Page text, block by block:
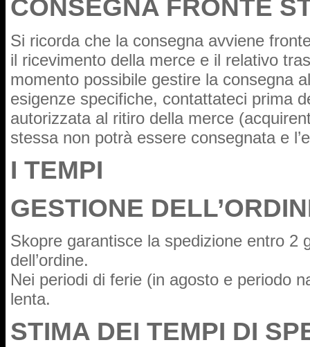
CONSEGNA FRONTE
Si ricorda che la consegna avviene
il ricevimento della merce e il relativo
momento possibile gestire la consegna
esigenze specifiche, contattateci prima
autorizzata al ritiro della merce
stessa non potrà essere consegnata e
I TEMPI
GESTIONE
Skopre garantisce la spedizione entro 2
dell’ordine.
Nei periodi di ferie (in agosto e periodo
lenta.
STIMA DEI TEMPI DI